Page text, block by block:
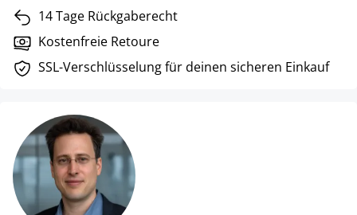
14 Tage Rückgaberecht
Kostenfreie Retoure
SSL-Verschlüsselung für deinen sicheren Einkauf